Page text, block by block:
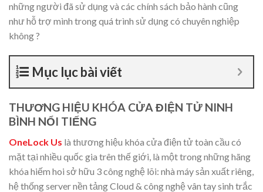
những người đã sử dụng và các chính sách bảo hành cũng
như hỗ trợ mình trong quá trình sử dụng có chuyên nghiệp
không ?
Mục lục bài viết
THƯƠNG HIỆU KHÓA CỬA ĐIỆN TỬ NINH
BÌNH NỔI TIẾNG
OneLock Us là thương hiệu khóa cửa điện tử toàn cầu có
mặt tại nhiều quốc gia trên thế giới, là một trong những hãng
khóa hiếm hoi sở hữu 3 công nghệ lõi: nhà máy sản xuất riêng,
hệ thống server nền tảng Cloud & công nghệ vân tay sinh trắc